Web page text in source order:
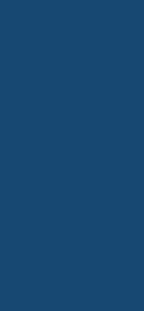
opens in a